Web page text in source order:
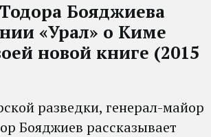
Бояджиева
«Урал» о Киме
новой книге (2015
разведки, генерал-майор
Бояджиев рассказывает